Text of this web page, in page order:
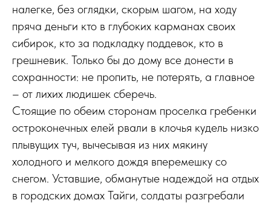
налегке, без оглядки, скорым шагом, на ходу
пряча деньги кто в глубоких карманах своих
сибирок, кто за подкладку поддевок, кто в
грешневик. Только бы до дому все донести в
сохранности: не пропить, не потерять, а главное
– от лихих людишек сберечь.
Стоящие по обеим сторонам проселка гребенки
остроконечных елей рвали в клочья кудель низко
плывущих туч, вычесывая из них мякину
холодного и мелкого дождя вперемешку со
снегом. Уставшие, обманутые надеждой на отдых
в городских домах Тайги, солдаты разгребали